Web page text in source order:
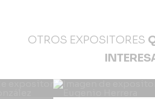
OTROS EXPOSITORES